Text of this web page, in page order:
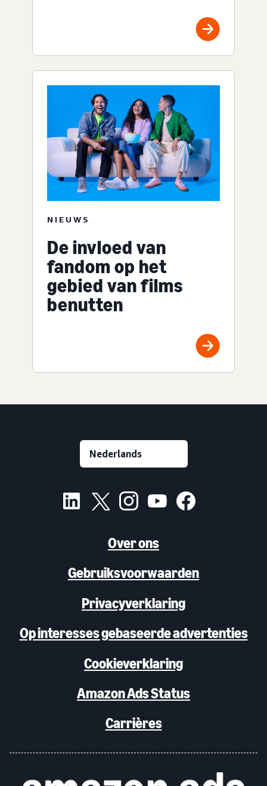
NIEUWS
De invloed van
fandom op het
gebied van films
benutten
Over ons
Gebruiksvoorwaarden
Privacyverklaring
Op interesses gebaseerde advertenties
Cookieverklaring
Amazon Ads Status
Carrières